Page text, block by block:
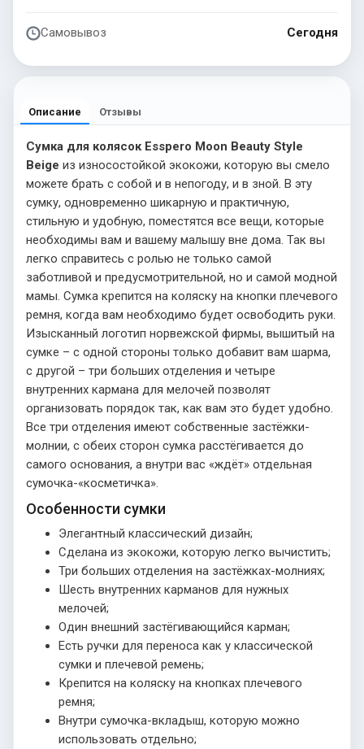
Самовывоз Сегодня
Описание Отзывы
Сумка для колясок Esspero Moon Beauty Style
Beige из износостойкой экокожи, которую вы смело
можете брать с собой и в непогоду, и в зной. В эту
сумку, одновременно шикарную и практичную,
стильную и удобную, поместятся все вещи, которые
необходимы вам и вашему малышу вне дома. Так вы
легко справитесь с ролью не только самой
заботливой и предусмотрительной, но и самой модной
мамы. Сумка крепится на коляску на кнопки плечевого
ремня, когда вам необходимо будет освободить руки.
Изысканный логотип норвежской фирмы, вышитый на
сумке – с одной стороны только добавит вам шарма,
с другой – три больших отделения и четыре
внутренних кармана для мелочей позволят
организовать порядок так, как вам это будет удобно.
Все три отделения имеют собственные застёжки-
молнии, с обеих сторон сумка расстёгивается до
самого основания, а внутри вас «ждёт» отдельная
сумочка-«косметичка».
Особенности сумки
Элегантный классический дизайн;
Сделана из экокожи, которую легко вычистить;
Три больших отделения на застёжках-молниях;
Шесть внутренних карманов для нужных
мелочей;
Один внешний застёгивающийся карман;
Есть ручки для переноса как у классической
сумки и плечевой ремень;
Крепится на коляску на кнопках плечевого
ремня;
Внутри сумочка-вкладыш, которую можно
использовать отдельно;